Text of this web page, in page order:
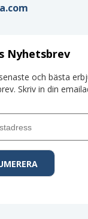
Nyhetsbrev
och bästa
Skriv in din